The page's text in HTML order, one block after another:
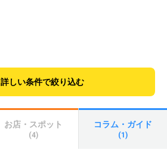
詳しい条件で絞り込む
お店・スポット
(4)
コラム・ガイド
(1)